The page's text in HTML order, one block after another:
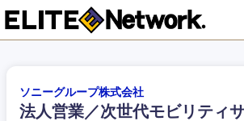
ソニーグループ株式会社
法人営業／次世代モビリティ